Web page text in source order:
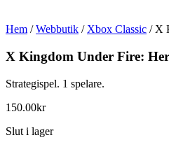
Hem /Webbutik / Xbox Classic / X
X Kingdom Under Fire:
Strategispel. 1 spelare.
150.00kr
Slut i lager